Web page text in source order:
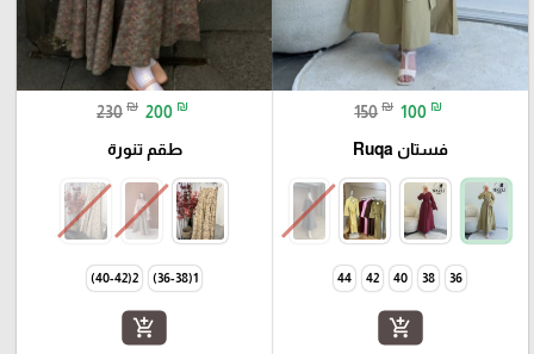
150 ₪ 100 ₪
فستان Ruqa
36
38
40
42
44
add_shopping_cart
230 ₪ 200 ₪
طقم تنورة
1(36-38)
2(40-42)
add_shopping_cart